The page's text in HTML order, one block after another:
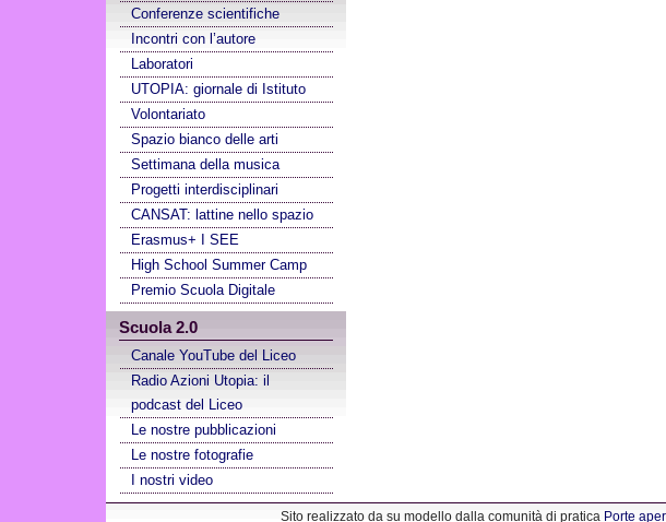
Conferenze scientifiche
Incontri con l’autore
Laboratori
UTOPIA: giornale di Istituto
Volontariato
Spazio bianco delle arti
Settimana della musica
Progetti interdisciplinari
CANSAT: lattine nello spazio
Erasmus+ I SEE
High School Summer Camp
Premio Scuola Digitale
Scuola 2.0
Canale YouTube del Liceo
Radio Azioni Utopia: il
podcast del Liceo
Le nostre pubblicazioni
Le nostre fotografie
I nostri video
Sito realizzato da su modello dalla comunità di pratica Porte